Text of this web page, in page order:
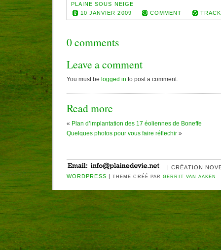
PLAINE SOUS NEIGE
10 JANVIER 2009
COMMENT
0 comments
Leave a comment
You must be logged in to post a comment.
Read more
« Plan d’implantation des 17 éoliennes de Boneffe
Quelques photos pour vous faire réflechir »
| CRÉATION
WORDPRESS
THEME CRÉÉ PARGERRIT VAN AAKEN